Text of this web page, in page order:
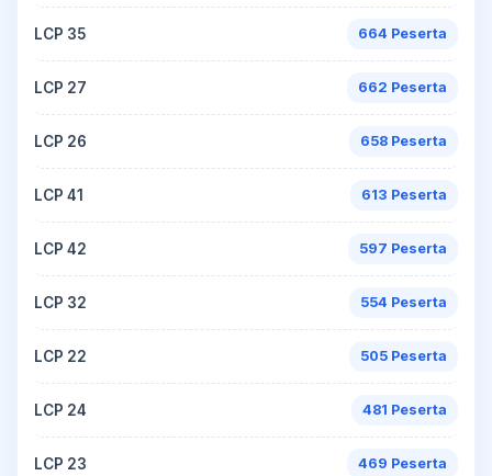
LCP 35 664 Peserta
LCP 27 662 Peserta
LCP 26 658 Peserta
LCP 41 613 Peserta
LCP 42 597 Peserta
LCP 32 554 Peserta
LCP 22 505 Peserta
LCP 24 481 Peserta
LCP 23 469 Peserta